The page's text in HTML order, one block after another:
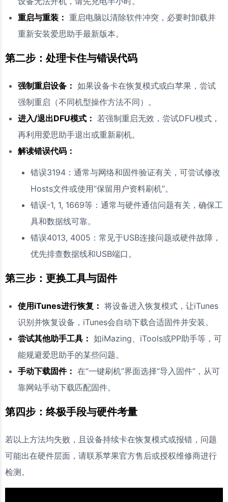
重启与重装： 重启电脑以清除软件冲突，必要时卸载并
重新安装爱思助手最新版本。
第二步：处理卡住与错误代码
强制重启设备： 如果设备卡在恢复模式或白苹果，尝试
强制重启（不同机型操作方法不同）。
进入/退出DFU模式： 若强制重启无效，尝试DFU模式，
再利用爱思助手退出或重新刷机。
解读错误代码：
错误3194：通常与网络和固件验证有关，可尝试修改
Hosts文件或使用“保留用户资料刷机”。
错误-1, 1, 1669等：通常与硬件通信问题有关，确保工
具和数据线可靠。
错误4013, 4005：常见于USB连接问题或硬件故障，
优先排查数据线和USB端口。
第三步：更换工具与固件
使用iTunes进行恢复： 将设备进入恢复模式，让iTunes
识别并恢复设备，iTunes会自动下载合适固件并安装。
尝试其他助手工具： 如iMazing、iTools或PP助手等，可
能规避爱思助手的某些问题。
手动下载固件： 在“一键刷机”界面选择“导入固件”，从可
靠网站手动下载匹配固件。
第四步：终极手段与硬件考量
若以上方法均失败，且设备持续卡在恢复模式或报错，问题
可能出在硬件层面，请联系苹果官方售后或授权维修商进行
检测。